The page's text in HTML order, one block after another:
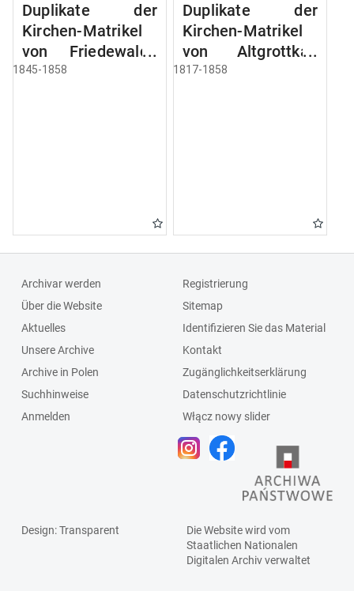
Duplikate der
Kirchen-Matrikel
von Friedewalde
1845-1858
1845-1858
Duplikate der
Kirchen-Matrikel
von Altgrottkau
1817-1858
1817-1858
Archivar werden
Über die Website
Aktuelles
Unsere Archive
Archive in Polen
Suchhinweise
Anmelden
Registrierung
Sitemap
Identifizieren Sie das Material
Kontakt
Zugänglichkeitserklärung
Datenschutzrichtlinie
Włącz nowy slider
Design: Transparent
Die Website wird vom
Staatlichen Nationalen
Digitalen Archivverwaltet